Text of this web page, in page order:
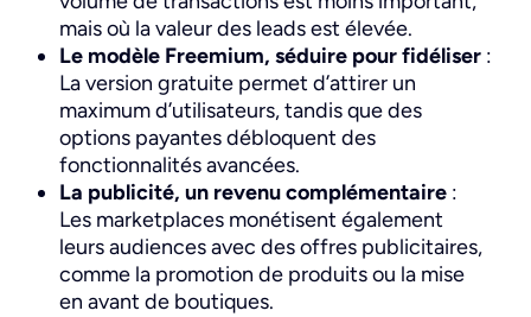
mais où la valeur des leads est élevée.
Le modèle Freemium, séduire pour fidéliser :
La version gratuite permet d’attirer un
maximum d’utilisateurs, tandis que des
options payantes débloquent des
fonctionnalités avancées.
La publicité, un revenu complémentaire :
Les marketplaces monétisent également
leurs audiences avec des offres publicitaires,
comme la promotion de produits ou la mise
en avant de boutiques.